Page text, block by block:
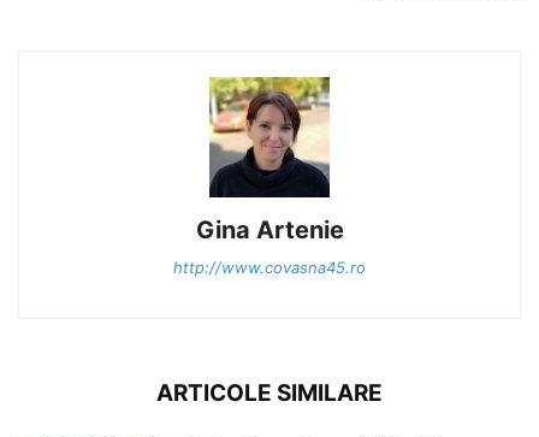
Gina Artenie
http://www.covasna45.ro
ARTICOLE SIMILARE